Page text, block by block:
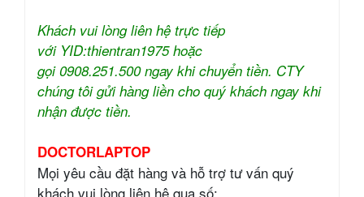
Khách vui lòng liên hệ trực tiếp
với YID:thientran1975 hoặc
gọi 0908.251.500 ngay khi chuyển tiền. CTY
chúng tôi gửi hàng liền cho quý khách ngay khi
nhận được tiền.
DOCTORLAPTOP
Mọi yêu cầu đặt hàng và hỗ trợ tư vấn quý
khách vui lòng liên hệ qua số: